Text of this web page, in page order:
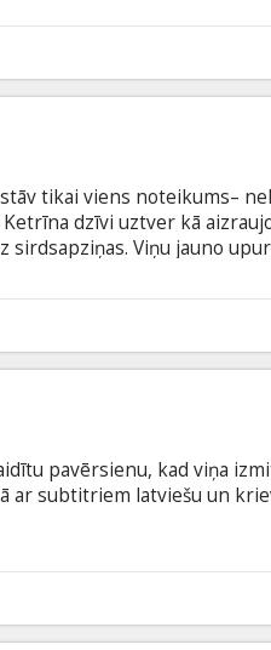
Šomase, Roberto Meloni,
Ilze Ķuzule, Artis
Virkava. Filma dublēta
tikai viens noteikums–
dzīvi uztver kā
sirdsapziņas. Viņu jauno
iemīlas savā rotaļlietā...
valodā.
pavērsienu, kad viņa
ar subtitriem latviešu un